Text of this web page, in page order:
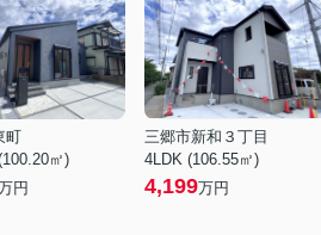
町
㎡)
円
三郷市新和３丁目
4LDK (106.55㎡)
4,199万円